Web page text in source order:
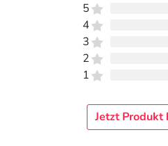
5
4
3
2
1
Jetzt Produkt